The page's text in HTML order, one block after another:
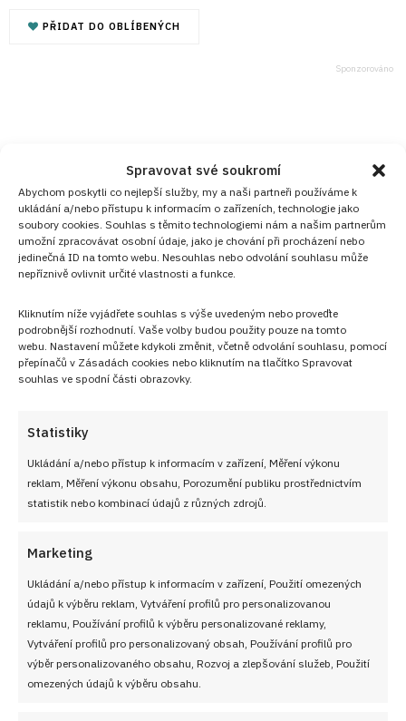
Spravovat své soukromí
Abychom poskytli co nejlepší služby, my a naši partneři používáme k
ukládání a/nebo přístupu k informacím o zařízeních, technologie jako
soubory cookies. Souhlas s těmito technologiemi nám a našim partnerům
umožní zpracovávat osobní údaje, jako je chování při procházení nebo
jedinečná ID na tomto webu. Nesouhlas nebo odvolání souhlasu může
nepříznivě ovlivnit určité vlastnosti a funkce.
Kliknutím níže vyjádřete souhlas s výše uvedeným nebo proveďte
podrobnější rozhodnutí. Vaše volby budou použity pouze na tomto
webu. Nastavení můžete kdykoli změnit, včetně odvolání souhlasu, pomocí
přepínačů v Zásadách cookies nebo kliknutím na tlačítko Spravovat
souhlas ve spodní části obrazovky.
Statistiky
Ukládání a/nebo přístup k informacím v zařízení, Měření výkonu
reklam, Měření výkonu obsahu, Porozumění publiku prostřednictvím
statistik nebo kombinací údajů z různých zdrojů.
Marketing
Ukládání a/nebo přístup k informacím v zařízení, Použití omezených
údajů k výběru reklam, Vytváření profilů pro personalizovanou
reklamu, Používání profilů k výběru personalizované reklamy,
Vytváření profilů pro personalizovaný obsah, Používání profilů pro
výběr personalizovaného obsahu, Rozvoj a zlepšování služeb, Použití
omezených údajů k výběru obsahu.
PŘIDAT DO OBLÍBENÝCH